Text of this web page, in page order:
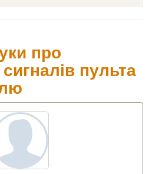
про
пульта